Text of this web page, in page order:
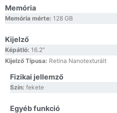
Memória
Memória mérte: 128 GB
Kijelző
Képátló: 16.2″
Kijelző Típusa: Retina Nanotexturált
Fizikai jellemző
Szín: fekete
Egyéb funkció